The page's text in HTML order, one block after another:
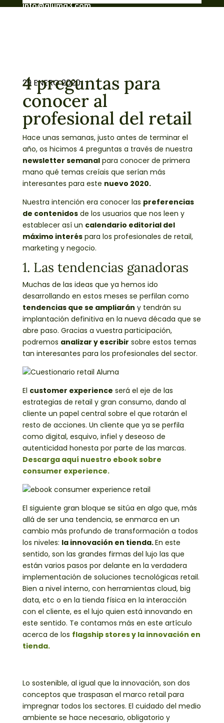
info@aluma3.com
29 ENERO 2020
4 preguntas para
conocer al
profesional del retail
Hace unas semanas, justo antes de terminar el
año, os hicimos 4 preguntas a través de nuestra
newsletter semanalpara conocer de primera
mano qué temas creíais que serían más
interesantes para este nuevo 2020.
Nuestra intención era conocer las preferencias
de contenidosde los usuarios que nos leen y
establecer así un calendario editorial del
máximo interéspara los profesionales de retail,
marketing y negocio.
1. Las tendencias ganadoras
Muchas de las ideas que ya hemos ido
desarrollando en estos meses se perfilan como
tendencias que se ampliarán y tendrán su
implantación definitiva en la nueva década que se
abre paso. Gracias a vuestra participación,
podremos analizar y escribir sobre estos temas
tan interesantes para los profesionales del sector.
El customer experience será el eje de las
estrategias de retail y gran consumo, dando al
cliente un papel central sobre el que rotarán el
resto de acciones. Un cliente que ya se perfila
como digital, esquivo, infiel y deseoso de
autenticidad honesta por parte de las marcas.
Descarga aquí nuestro ebook sobre
consumer experience.
El siguiente gran bloque se sitúa en algo que, más
allá de ser una tendencia, se enmarca en un
cambio más profundo de transformación a todos
los niveles: la innovación en tienda.En este
sentido, son las grandes firmas del lujo las que
están varios pasos por delante en la verdadera
implementación de soluciones tecnológicas retail.
Bien a nivel interno, con herramientas cloud, big
data, etc o en la tienda física en la interacción
con el cliente, es el lujo quien está innovando en
este sentido. Te contamos más en este artículo
acerca de los flagship stores y la innovación en
tienda.
Lo sostenible, al igual que la innovación, son dos
conceptos que traspasan el marco retail para
impregnar todos los sectores. El cuidado del medio
ambiente se hace necesario, obligatorio y